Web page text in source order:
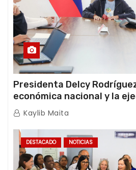
Presidenta Delcy
económica nacional y la
de emergencia post-sismos
Kaylib Maita
DESTACADO NOTICIAS